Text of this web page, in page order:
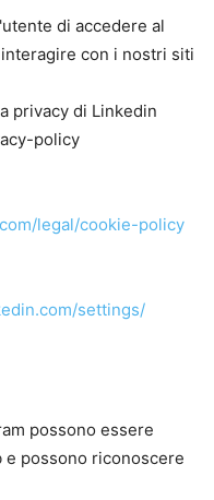
di accedere al
con i nostri siti
privacy di Linkedin
policy
legal/cookie-policy
settings/
possono essere
possono riconoscere